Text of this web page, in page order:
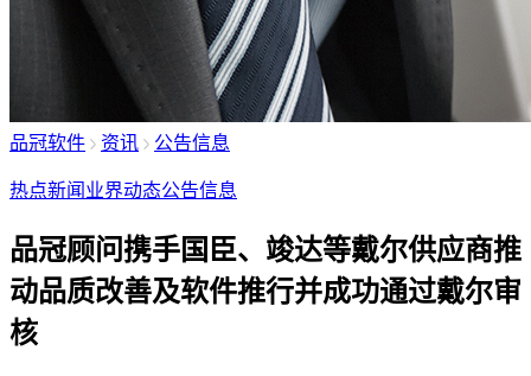
品冠软件 资讯 公告信息
热点新闻 业界动态公告信息
品冠顾问携手国臣、竣达等戴尔供应商推
动品质改善及软件推行并成功通过戴尔审
核